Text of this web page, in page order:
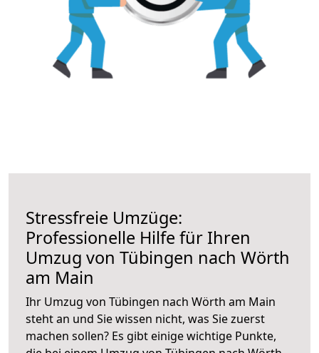
Stressfreie Umzüge:
Professionelle Hilfe für Ihren
Umzug von Tübingen nach Wörth
am Main
Ihr Umzug von Tübingen nach Wörth am Main
steht an und Sie wissen nicht, was Sie zuerst
machen sollen? Es gibt einige wichtige Punkte,